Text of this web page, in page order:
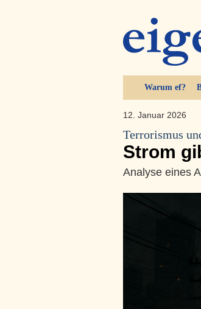
Warum ef?
12. Januar 2026
Terrorismus
Strom
Analyse eines